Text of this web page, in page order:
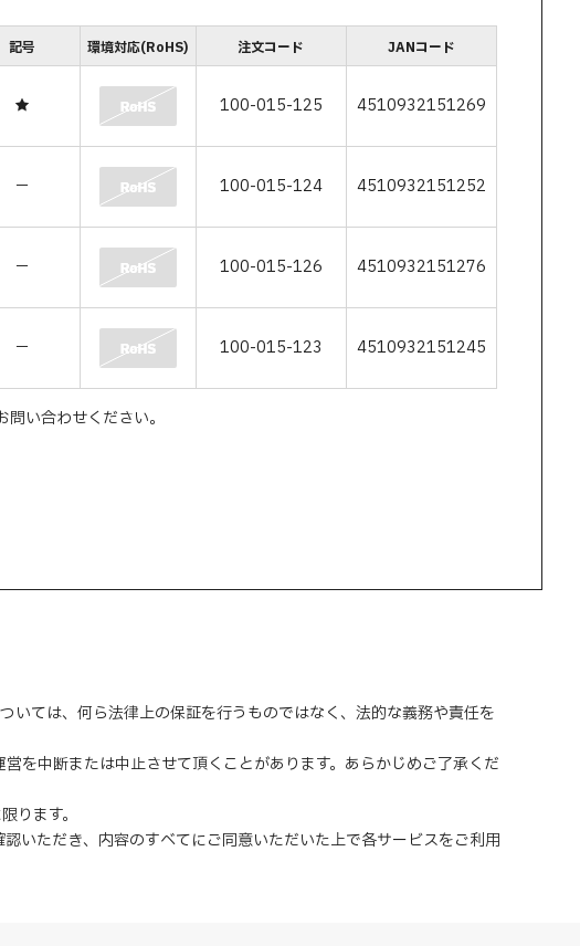
記号 環境対応(RoHS) 注文コード JANコード
★ 100-015-125 4510932151269
－ 100-015-124 4510932151252
－ 100-015-126 4510932151276
－ 100-015-123 4510932151245
い合わせください。
ては、何ら法律上の保証を行うものではなく、法的な義務や責任を
を中断または中止させて頂くことがあります。あらかじめご了承くだ
ります。
認いただき、内容のすべてにご同意いただいた上で各サービスをご利用